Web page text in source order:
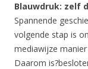
Blauwdruk: zelf
Spannende
volgende stap is
mediawijze
Daarom